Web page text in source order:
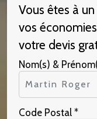
Vous êtes à
vos
votre devis
Nom(s) &
Code Postal *